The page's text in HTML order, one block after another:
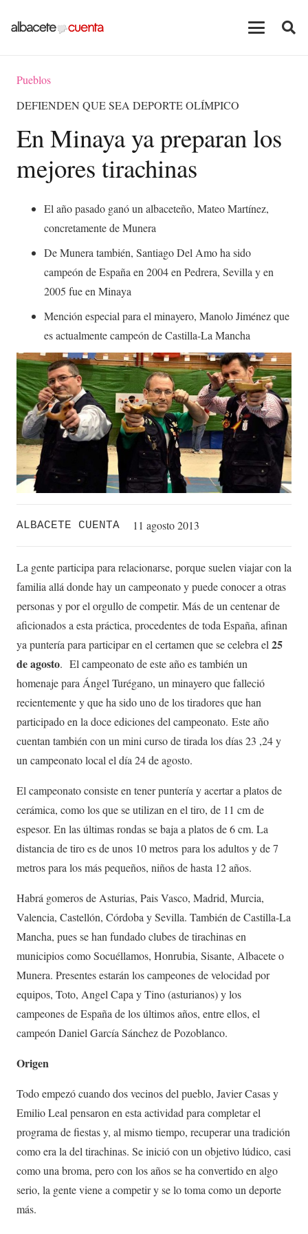
Pueblos
DEFIENDEN QUE SEA DEPORTE OLÍMPICO
En Minaya ya preparan los
mejores tirachinas
El año pasado ganó un albaceteño, Mateo Martínez,
concretamente de Munera
De Munera también, Santiago Del Amo ha sido
campeón de España en 2004 en Pedrera, Sevilla y en
2005 fue en Minaya
Mención especial para el minayero, Manolo Jiménez que
es actualmente campeón de Castilla-La Mancha
ALBACETE CUENTA 11 agosto 2013
La gente participa para relacionarse, porque suelen viajar con la
familia allá donde hay un campeonato y puede conocer a otras
personas y por el orgullo de competir. Más de un centenar de
aficionados a esta práctica, procedentes de toda España, afinan
ya puntería para participar en el certamen que se celebra el 25
de agosto. El campeonato de este año es también un
homenaje para Ángel Turégano, un minayero que falleció
recientemente y que ha sido uno de los tiradores que han
participado en la doce ediciones del campeonato. Este año
cuentan también con un mini curso de tirada los días 23 ,24 y
un campeonato local el día 24 de agosto.
El campeonato consiste en tener puntería y acertar a platos de
cerámica, como los que se utilizan en el tiro, de 11 cm de
espesor. En las últimas rondas se baja a platos de 6 cm. La
distancia de tiro es de unos 10 metros para los adultos y de 7
metros para los más pequeños, niños de hasta 12 años.
Habrá gomeros de Asturias, Pais Vasco, Madrid, Murcia,
Valencia, Castellón, Córdoba y Sevilla. También de Castilla-La
Mancha, pues se han fundado clubes de tirachinas en
municipios como Socuéllamos, Honrubia, Sisante, Albacete o
Munera. Presentes estarán los campeones de velocidad por
equipos, Toto, Angel Capa y Tino (asturianos) y los
campeones de España de los últimos años, entre ellos, el
campeón Daniel García Sánchez de Pozoblanco.
Origen
Todo empezó cuando dos vecinos del pueblo, Javier Casas y
Emilio Leal pensaron en esta actividad para completar el
programa de fiestas y, al mismo tiempo, recuperar una tradición
como era la del tirachinas. Se inició con un objetivo lúdico, casi
como una broma, pero con los años se ha convertido en algo
serio, la gente viene a competir y se lo toma como un deporte
más.